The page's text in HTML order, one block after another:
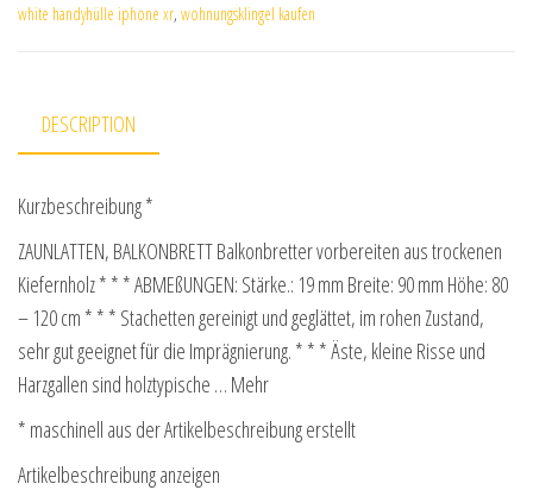
white handyhülle iphone xr, wohnungsklingel kaufen
DESCRIPTION
Kurzbeschreibung *
ZAUNLATTEN, BALKONBRETT Balkonbretter vorbereiten aus trockenen
Kiefernholz * * * ABMEßUNGEN: Stärke.: 19 mm Breite: 90 mm Höhe: 80
– 120 cm * * * Stachetten gereinigt und geglättet, im rohen Zustand,
sehr gut geeignet für die Imprägnierung. * * * Äste, kleine Risse und
Harzgallen sind holztypische … Mehr
* maschinell aus der Artikelbeschreibung erstellt
Artikelbeschreibung anzeigen